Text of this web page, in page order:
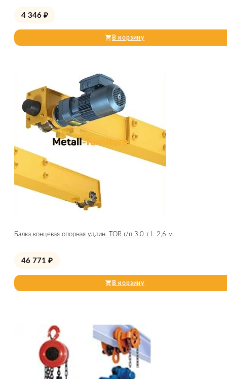
4 346 ₽
В корзину
Балка концевая опорная удлин. TOR г/п 3,0 т L 2,6 м
46 771 ₽
В корзину